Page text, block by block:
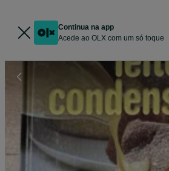
Continua na app
Acede ao OLX com um só toque